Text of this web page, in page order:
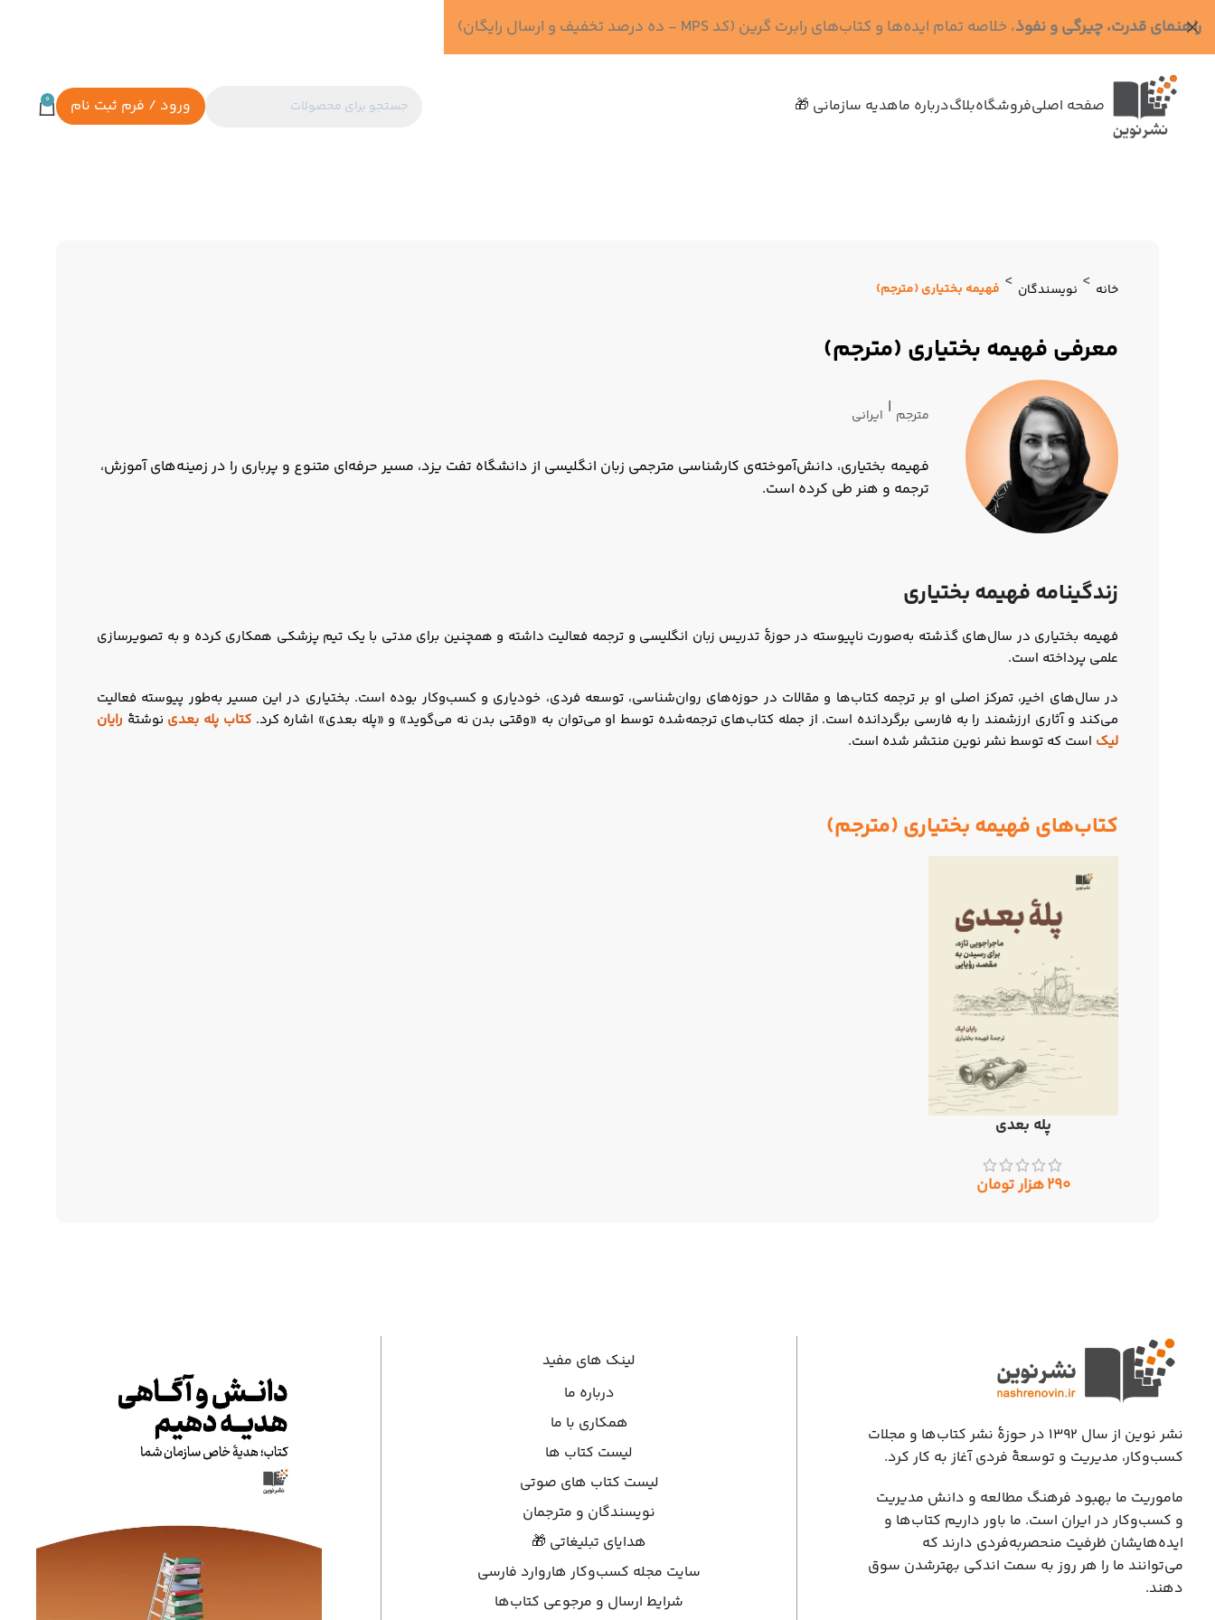
صفحه اصلیفروشگاهبلاگدرباره ماهدیه سازمانی 🎁 ورود / فرم ثبت نام 0
خانه > نویسندگان > فهیمه بختیاری (مترجم)
معرفی فهیمه بختیاری (مترجم)
مترجم | ایرانی
فهیمه بختیاری، دانش‌آموخته‌ی کارشناسی مترجمی زبان انگلیسی از دانشگاه تفت یزد، مسیر حرفه‌ای متنوع و پرباری را در زمینه‌های آموزش،
ترجمه و هنر طی کرده است.
زندگینامه فهیمه بختیاری
فهیمه بختیاری در سال‌های گذشته به‌صورت ناپیوسته در حوزۀ تدریس زبان انگلیسی و ترجمه فعالیت داشته و همچنین برای مدتی با یک تیم پزشکی همکاری کرده و به تصویرسازی
علمی پرداخته است.
در سال‌های اخیر، تمرکز اصلی او بر ترجمه کتاب‌ها و مقالات در حوزه‌های روان‌شناسی، توسعه فردی، خودیاری و کسب‌وکار بوده است. بختیاری در این مسیر به‌طور پیوسته فعالیت
می‌کند و آثاری ارزشمند را به فارسی برگردانده است. از جمله کتاب‌های ترجمه‌شده توسط او می‌توان به «وقتی بدن نه می‌گوید» و «پله بعدی» اشاره کرد.کتاب پله بعدی نوشتۀ رایان
لیک است که توسط نشر نوین منتشر شده است.
کتاب‌های فهیمه بختیاری (مترجم)
افزودن به سبد خرید
پله بعدی
۲۹۰هزار تومان
نشر نوین از سال ۱۳۹۲ در حوزهٔ نشر کتاب‌ها و مجلات
کسب‌وکار، مدیریت و توسعهٔ فردی آغاز به کار کرد.
ماموریت ما بهبود فرهنگ مطالعه و دانش مدیریت
و کسب‌وکار در ایران است. ما باور داریم کتاب‌ها و
ایده‌هایشان ظرفیت منحصربه‌فردی دارند که
می‌توانند ما را هر روز به سمت اندکی بهتر‌شدن سوق
دهند.
لینک های مفید
درباره ما
همکاری با ما
لیست کتاب ها
لیست کتاب های صوتی
نویسندگان و مترجمان
هدایای تبلیغاتی 🎁
سایت مجله کسب‌وکار هاروارد فارسی
شرایط ارسال و مرجوعی کتاب‌ها
راهنمای قدرت، چیرگی و نفوذ، خلاصه تمام ایده‌ها و کتاب‌های رابرت گرین (کد MPS - ده درصد تخفیف و ارسال رایگان)